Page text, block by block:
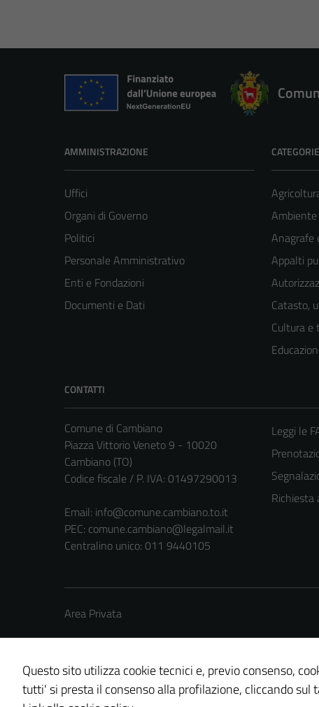
AMMINISTRAZIONE
Uffici
Organi di Governo
Politici
Personale Amministrativo
Enti e Fondazioni
Documenti e Dati
Ambiente
Anagrafe
Appalti
Catasto,
Cultura e
CONTATTI
Comune di Cambiano
Piazza Vittorio Veneto 9 - 10020
Cambiano (TO)
Codice fiscale / P. IVA: 01497290013
Email: info@comune.cambiano.to.it
PEC: comune.cambiano@legalmail.it
Centralino unico: 011 9440105
Leggi le
Richiesta
Area Privata
Credits: © Technical Design s.r.l.
Questo sito utilizza cookie tecnici e, previo consenso,
tutti' si presta il consenso alla profilazione, cliccando